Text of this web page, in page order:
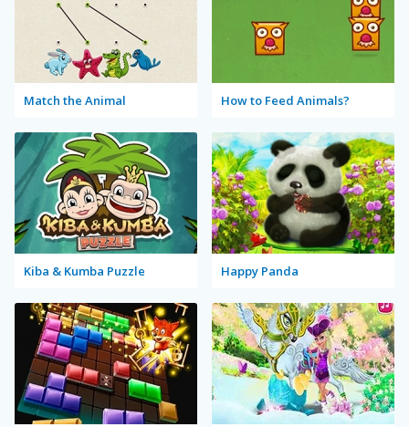
Match the Animal How to Feed Animals?
Kiba & Kumba Puzzle Happy Panda